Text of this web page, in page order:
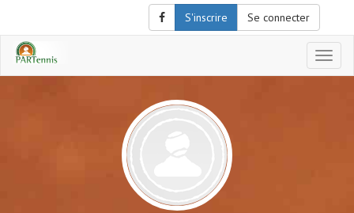
S'inscrire Se connecter
le